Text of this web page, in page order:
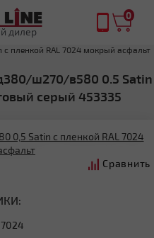
дилер
0
пленкой RAL 7024 мокрый асфальт
ш270/в580 0.5 Satin
серый 453335
Сравнить
7024